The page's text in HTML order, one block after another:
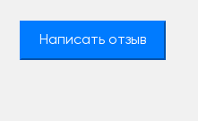
Написать отзыв